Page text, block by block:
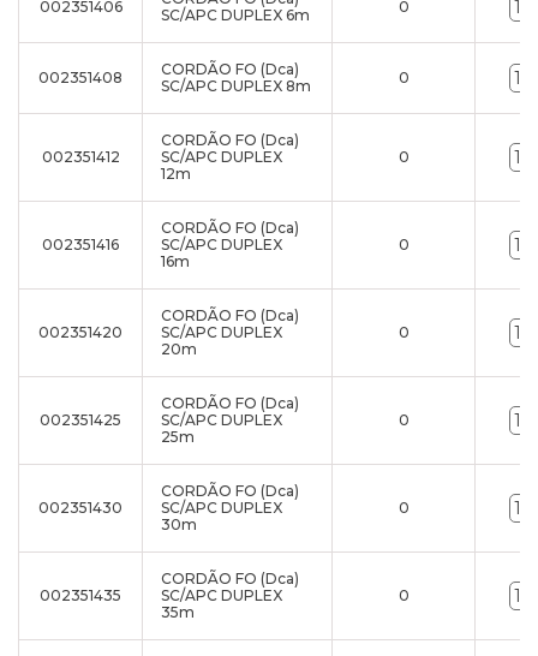
002351406
SC/APC DUPLEX 6m
0
002351408
CORDÃO FO (Dca)
SC/APC DUPLEX 8m
0
002351412
CORDÃO FO (Dca)
SC/APC DUPLEX
12m
0
002351416
CORDÃO FO (Dca)
SC/APC DUPLEX
16m
0
002351420
CORDÃO FO (Dca)
SC/APC DUPLEX
20m
0
002351425
CORDÃO FO (Dca)
SC/APC DUPLEX
25m
0
002351430
CORDÃO FO (Dca)
SC/APC DUPLEX
30m
0
002351435
CORDÃO FO (Dca)
SC/APC DUPLEX
35m
0